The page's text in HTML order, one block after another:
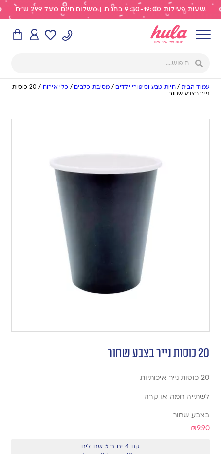
שעות פעילות 9:30-19:00 בחנות | משלוח חינם מעל 299 ש"ח
עמוד הבית /חיות טבע וסיפורי ילדים / מסיבת כלבים / כלי אירוח /
20 כוסות
נייר בצבע שחור
20 כוסות נייר בצבע שחור
20 כוסות נייר איכותיות
לשתייה חמה או קרה
בצבע שחור
₪9.90
קנו 4 יח ב 5 שח ליח